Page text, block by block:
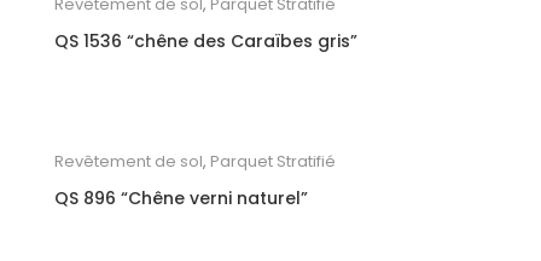
QS 1536 “chêne des Caraïbes gris”
Revêtement de sol, Parquet Stratifié
QS 896 “Chêne verni naturel”